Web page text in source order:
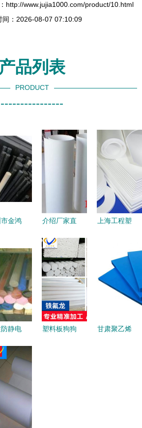
http://www.jujia1000.com/product/10.html
间：2026-08-07 07:10:09
产品列表
PRODUCT
----------------
金鸿
国包
装网
介绍厂家直
烯四氟板、
PTFE塑料
板及铁氟龙
板车削板
——来自中
国安防展览
上海工程塑
程塑料板商
家_上海工
程塑料板价
格
静电
工业
的可靠
选择
塑料板狗狗
甘肃聚乙烯